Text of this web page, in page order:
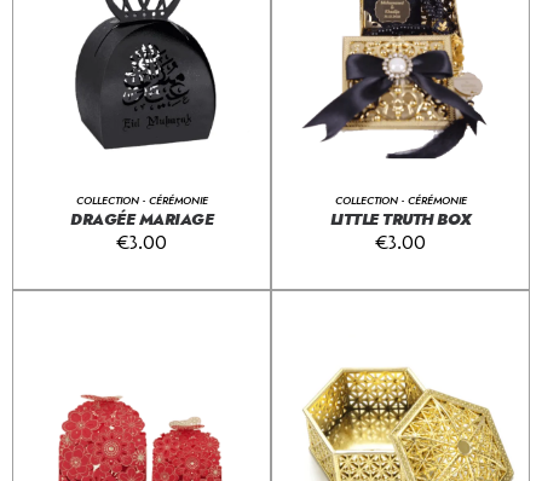
COLLECTION - CÉRÉMONIE
DRAGÉE MARIAGE
€3.00
COLLECTION - CÉRÉMONIE
LITTLE TRUTH BOX
€3.00